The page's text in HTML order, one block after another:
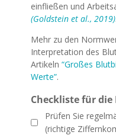
einfließen und
(Goldstein et al., 2019)
Mehr zu den
Interpretation des
Artikeln “Großes
Werte”.
Checkliste für
Prüfen Sie
(richtige